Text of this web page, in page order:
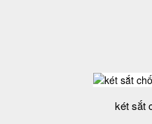
két sắt